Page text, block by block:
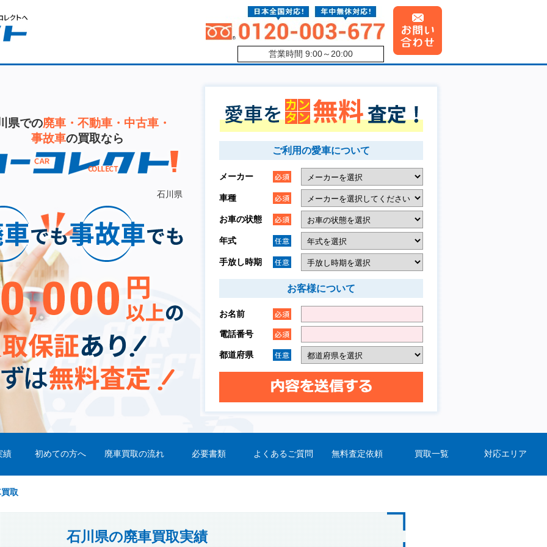
営業時間 9:00～20:00
県での廃車・不動車・中古車・
事故車の買取なら
石川県
ご利用の愛車について
メーカー
車種
お車の状態
年式
手放し時期
お客様について
お名前
電話番号
都道府県
績 初めての方へ 廃車買取の流れ 必要書類 よくあるご質問 無料査定依頼 買取一覧 対応エリア
取
石川県の廃車買取実績